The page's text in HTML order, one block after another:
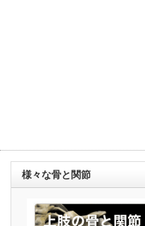
様々な骨と関節